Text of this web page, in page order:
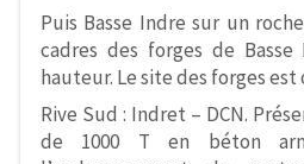
Puis Basse Indre sur un
cadres des forges de
hauteur. Le site des forges est
Rive Sud : Indret – DCN.
de 1000 T en béton